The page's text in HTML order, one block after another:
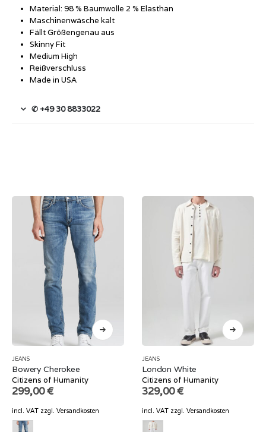
Material: 98 % Baumwolle 2 % Elasthan
Maschinenwäsche kalt
Fällt Größengenau aus
Skinny Fit
Medium High
Reißverschluss
Made in USA
✆ +49 30 8833022
JEANS
Bowery Cherokee
Citizens of Humanity
299,00€
incl. VAT zzgl. Versandkosten
JEANS
London White
Citizens of Humanity
329,00€
incl. VAT zzgl. Versandkosten